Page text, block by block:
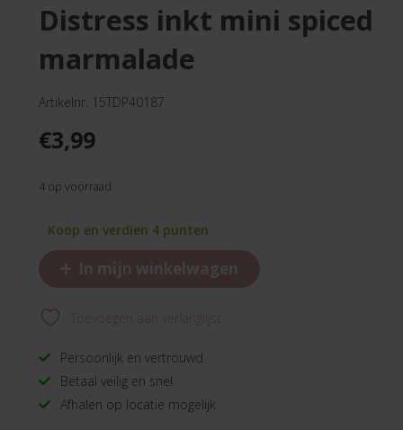
distress inkt mini spiced
marmalade
Artikelnr. 15TDP40187
€3,99
4 op voorraad
Koop en verdien 4 punten
+ In mijn winkelwagen
Persoonlijk en vertrouwd
Betaal veilig en snel
Afhalen op locatie mogelijk